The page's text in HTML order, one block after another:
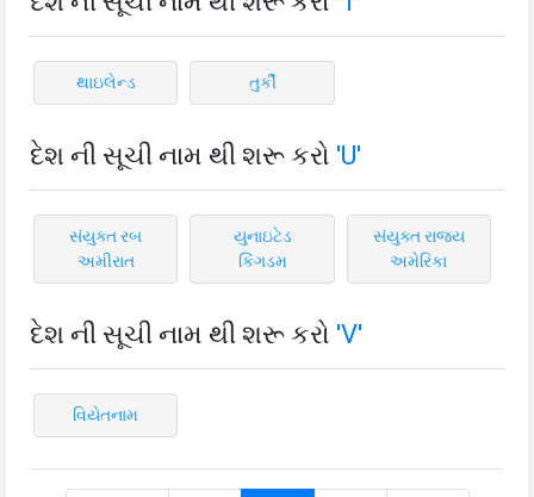
થાઇલેન્ડ તુર્કી
દેશ ની સૂચી નામ થી શરૂ કરો 'U'
સંયુક્ત રબ
અમીરાત
યુનાઇટેડ
કિંગડમ
સંયુક્ત રાજ્ય
અમેરિકા
દેશ ની સૂચી નામ થી શરૂ કરો 'V'
વિયેતનામ